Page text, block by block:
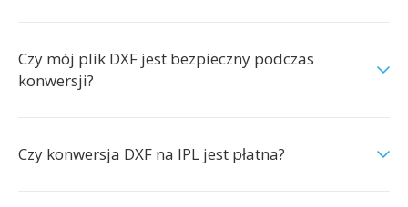
Czy mój plik DXF jest bezpieczny podczas
konwersji?
Czy konwersja DXF na IPL jest płatna?